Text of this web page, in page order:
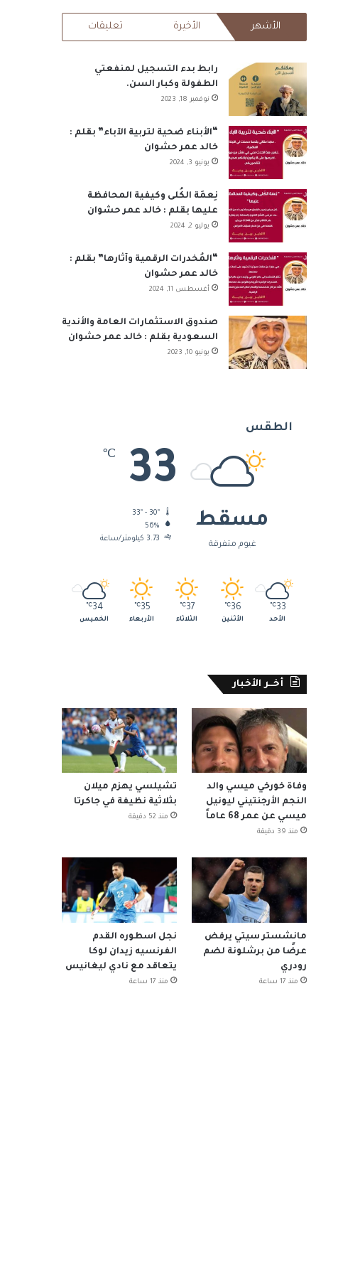
RSS
الأشهر الأخيرة تعليقات
رابط بدء التسجيل لمنفعتي
الطفولة وكبار السن.
نوفمبر 18, 2023
“الأبناء ضحية لتربية الآباء” بقلم :
خالد عمر حشوان
يونيو 3, 2024
نِعمَة الكُلى وكيفية المحافظة
عليها بقلم : خالد عمر حشوان
يوليو 2, 2024
“المُخدرات الرقمية وآثارها” بقلم :
خالد عمر حشوان
أغسطس 11, 2024
صندوق الاستثمارات العامة والأندية
السعودية بقلم : خالد عمر حشوان
يونيو 10, 2023
الطقس
مسقط
غيوم متفرقة
33
℃
56%
3.73 كيلومتر/ساعة
33
℃
الأحد
36
℃
الأثنين
37
℃
الثلاثاء
35
℃
الأربعاء
34
℃
الخميس
أخــر الأخبار
وفاة خورخي ميسي والد
النجم الأرجنتيني ليونيل
ميسي عن عمر 68 عاماً
منذ 39 دقيقة
تشيلسي يهزم ميلان
بثلاثية نظيفة في جاكرتا
منذ 52 دقيقة
مانشستر سيتي يرفض
عرضًا من برشلونة لضم
رودري
منذ 17 ساعة
نجل اسطوره القدم
الفرنسيه زيدان لوكا
يتعاقد مع نادي ليغانيس
منذ 17 ساعة